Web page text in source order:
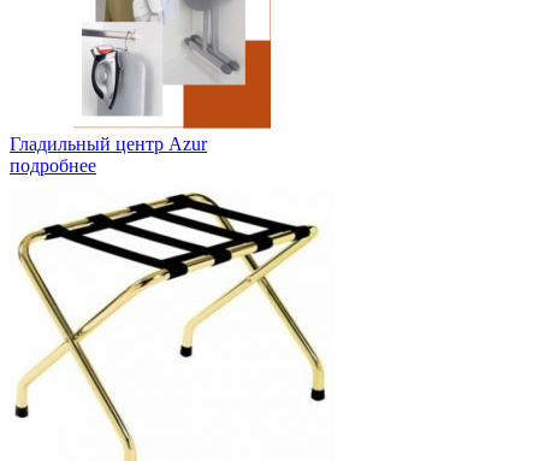
Гладильный центр Azur
подробнее